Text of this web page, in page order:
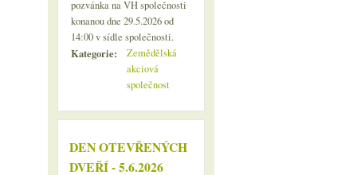
pozvánka na VH společnosti
konanou dne 29.5.2026 od
14:00 v sídle společnosti.
Kategorie:
Zemědělská
akciová
společnost
DEN OTEVŘENÝCH
DVEŘÍ - 5.6.2026